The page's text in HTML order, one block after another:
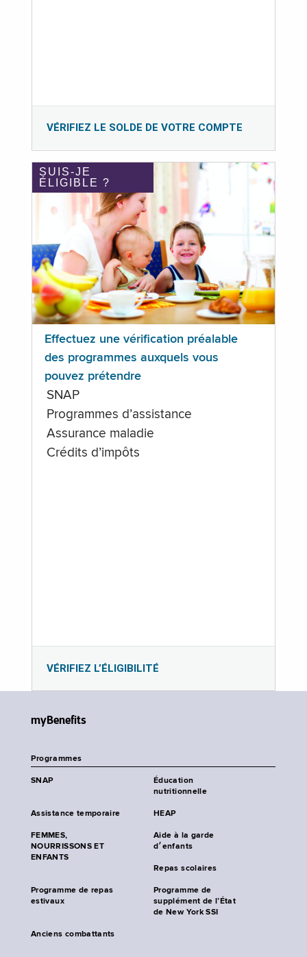
VÉRIFIEZ LE SOLDE DE VOTRE COMPTE
SUIS-JE
ÉLIGIBLE ?
Effectuez une vérification préalable
des programmes auxquels vous
pouvez prétendre
SNAP
Programmes d’assistance
Assurance maladie
Crédits d’impôts
VÉRIFIEZ L’ÉLIGIBILITÉ
myBenefits
Programmes
SNAP
Éducation
nutritionnelle
Assistance temporaire HEAP
FEMMES,
NOURRISSONS ET
ENFANTS
Aide à la garde
d׳enfants
Repas scolaires
Programme de repas
estivaux
Programme de
supplément de l’État
de New York SSI
Anciens combattants